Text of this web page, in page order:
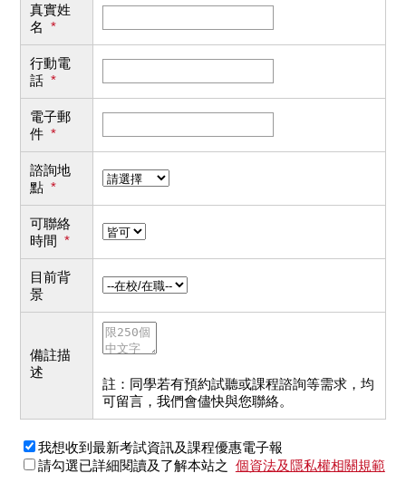
真實姓
名 *
行動電
話 *
電子郵
件 *
諮詢地
點 *
可聯絡
時間 *
目前背
景
備註描
述
註：同學若有預約試聽或課程諮詢等需求，均
可留言，我們會儘快與您聯絡。
我想收到最新考試資訊及課程優惠電子報
請勾選已詳細閱讀及了解本站之 個資法及隱私權相關規範